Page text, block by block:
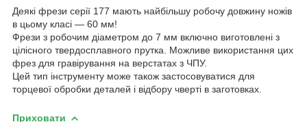
Деякі фрези серії 177 мають найбільшу робочу довжину ножів
в цьому класі ― 60 мм!
Фрези з робочим діаметром до 7 мм включно виготовлені з
цілісного твердосплавного прутка. Можливе використання цих
фрез для гравірування на верстатах з ЧПУ.
Цей тип інструменту може також застосовуватися для
торцевої обробки деталей і відбору чверті в заготовках.
Приховати